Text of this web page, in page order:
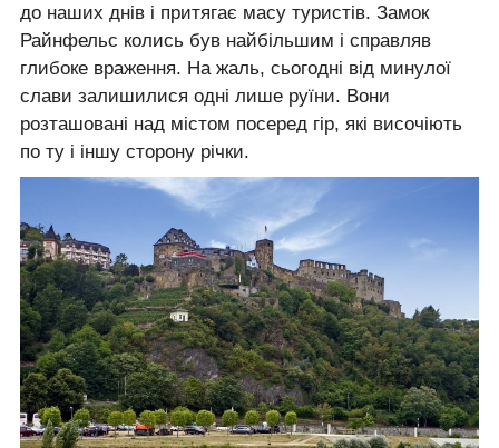
до наших днів і притягає масу туристів. Замок
Райнфельс колись був найбільшим і справляв
глибоке враження. На жаль, сьогодні від минулої
слави залишилися одні лише руїни. Вони
розташовані над містом посеред гір, які височіють
по ту і іншу сторону річки.